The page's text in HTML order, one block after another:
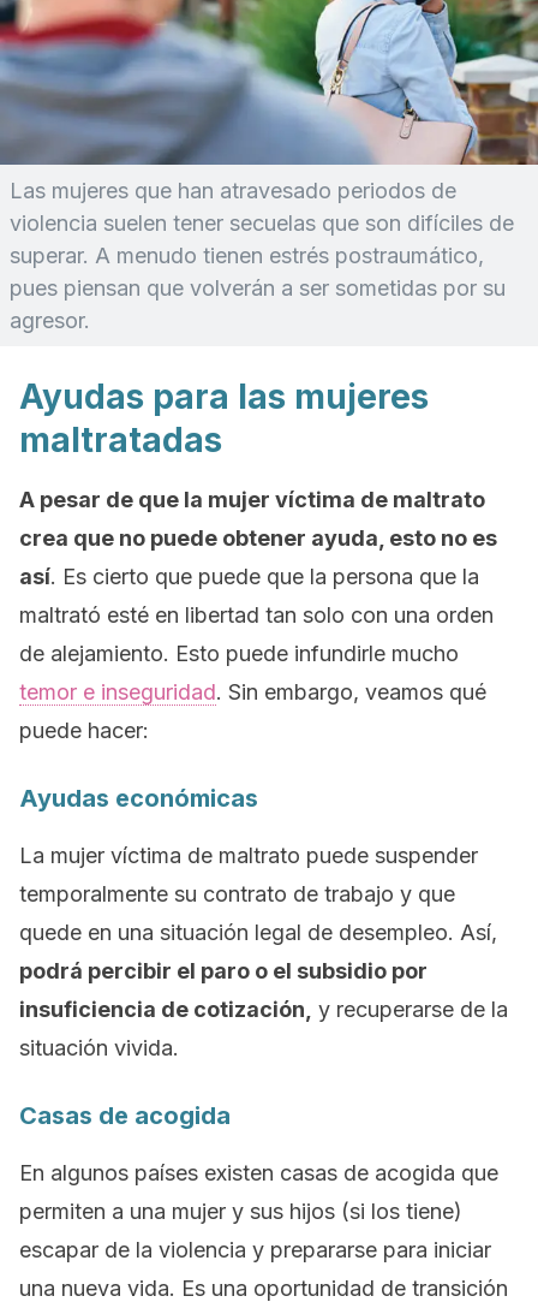
Las mujeres que han atravesado periodos de
violencia suelen tener secuelas que son difíciles de
superar. A menudo tienen estrés postraumático,
pues piensan que volverán a ser sometidas por su
agresor.
Ayudas para las mujeres
maltratadas
A pesar de que la mujer víctima de maltrato
crea que no puede obtener ayuda, esto no es
así. Es cierto que puede que la persona que la
maltrató esté en libertad tan solo con una orden
de alejamiento. Esto puede infundirle mucho
temor e inseguridad. Sin embargo, veamos qué
puede hacer:
Ayudas económicas
La mujer víctima de maltrato puede suspender
temporalmente su contrato de trabajo y que
quede en una situación legal de desempleo. Así,
podrá percibir el paro o el subsidio por
insuficiencia de cotización, y recuperarse de la
situación vivida.
Casas de acogida
En algunos países existen casas de acogida que
permiten a una mujer y sus hijos (si los tiene)
escapar de la violencia y prepararse para iniciar
una nueva vida. Es una oportunidad de transición